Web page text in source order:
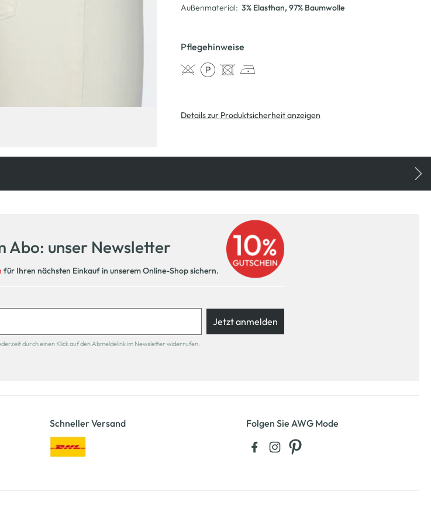
Außenmaterial: 3% Elasthan, 97% Baumwolle
Pflegehinweise
Details zur Produktsicherheit anzeigen
Abo: unser Newsletter
für Ihren nächsten Einkauf in unserem Online-Shop sichern.
Jetzt anmelden
durch einen Klick auf den Abmeldelink im Newsletter widerrufen.
Schneller Versand Folgen Sie AWG Mode